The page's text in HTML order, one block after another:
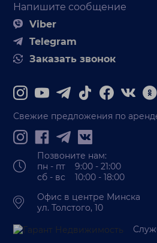
Напишите сообщение
Viber
Telegram
Заказать звонок
Свежие предложения по
Позвоните нам:
пн - пт 9:00 - 21:00
сб - вс 10:00 - 18:00
Офис в центре Минска
ул. Толстого, 10